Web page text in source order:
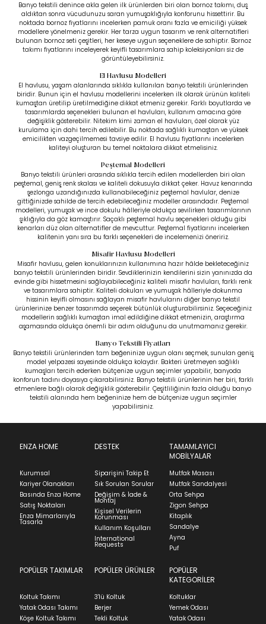
Banyo tekstili denince akla gelen ilk ürünlerden biri olan bornoz takımı, duş
aldıktan sonra vücudunuzu saran yumuşaklığıyla konforunu hissettirir. Bu
noktada bornoz fiyatlarını incelerken pamuk oranı fazla ve emiciliği yüksek
modellere yönelmeniz gerekir. Her tarza uygun tasarım ve renk alternatifleri
bulunan bornoz seti çeşitleri, her keseye uygun seçeneklere de sahiptir. Bornoz
takımı fiyatlarını inceleyerek keyifli tasarımlara sahip koleksiyonları siz de
görüntüleyebilirsiniz.
El Havlusu Modelleri
El havlusu, yaşam alanlarında sıklıkla kullanılan banyo tekstili ürünlerinden
biridir. Bunun için el havlusu modellerini incelerken ilk olarak ürünün kaliteli
kumaştan üretilip üretilmediğine dikkat etmeniz gerekir. Farklı boyutlarda ve
tasarımlarda seçenekleri bulunan el havluları, kullanım amacına göre
değişiklik gösterebilir. Nitekim kimi zaman el havluları, özel olarak yüz
kurulama için dahi tercih edilebilir. Bu noktada sağlıklı kumaştan ve yüksek
emicilikten vazgeçilmemesi tavsiye edilir. El havlusu fiyatlarını incelerken
kaliteyi oluşturan bu temel noktalara dikkat etmelisiniz.
Peştemal Modelleri
Banyo tekstili ürünleri arasında sıklıkla tercih edilen modellerden biri olan
peştemal, geniş renk skalası ve kaliteli dokusuyla dikkat çeker. Havuz kenarında
şezlonga uzandığınızda kullanabileceğiniz peştemal havlular, denize
gittiğinizde sahilde de tercih edebileceğiniz modeller arasındadır. Peştemal
modelleri, yumuşak ve ince dokulu hâlleriyle oldukça sevilirken tasarımlarının
şıklığıyla da göz kamaştırır. Saçaklı peştemal havlu seçenekleri olduğu gibi
kenarları düz olan alternatifler de mevcuttur. Peştemal fiyatlarını incelerken
kalitenin yanı sıra bu farklı seçenekleri de incelemenizi öneririz.
Misafir Havlusu Modelleri
Misafir havlusu, gelen konuklarınızın kullanımına hazır hâlde bekleteceğiniz
banyo tekstili ürünlerinden biridir. Sevdiklerinizin kendilerini sizin yanınızda da
evinde gibi hissetmesini sağlayabileceğiniz kaliteli misafir havluları, farklı renk
ve tasarımlara sahiptir. Kaliteli dokuları ve yumuşak hâlleriyle dokunma
hissinin keyifli olmasını sağlayan misafir havlularını diğer banyo tekstil
ürünlerinize benzer tasarımda seçerek bütünlük oluşturabilirsiniz. Seçeceğiniz
modellerin sağlıklı kumaştan imal edildiğine dikkat etmenizin, araştırma
aşamasında oldukça önemli bir adım olduğunu da unutmamanız gerekir.
Banyo Tekstili Fiyatları
Banyo tekstili ürünlerinden tam beğeninize uygun olanı seçmek, sunulan geniş
model yelpazesi sayesinde oldukça kolaydır. Bakteri üretmeyen sağlıklı
kumaşları tercih ederken bütçenize uygun seçimler yapabilir, banyoda
konforun tadını doyasıya çıkarabilirsiniz. Banyo tekstili ürünlerinin her biri, farklı
etmenlere bağlı olarak değişiklik gösterebilir. Çeşitliliğinin fazla olduğu banyo
tekstili alanında hem beğeninize hem de bütçenize uygun seçimler
yapabilirsiniz.
ENZA HOME
Kurumsal
Kariyer Olanakları
Basında Enza Home
Satış Noktaları
Enza Mimarlarıyla
Tasarla
DESTEK
Siparişini Takip Et
Sık Sorulan Sorular
Değişim & İade &
Montaj
Kişisel Verilerin
Korunması
Kullanım Koşulları
International
Requests
TAMAMLAYICI
MOBİLYALAR
Mutfak Masası
Mutfak Sandalyesi
Orta Sehpa
Zigon Sehpa
Kitaplık
Sandalye
Ayna
Puf
POPÜLER TAKIMLAR
Koltuk Takımı
Yatak Odası Takımı
Köşe Koltuk Takımı
POPÜLER ÜRÜNLER
3'lü Koltuk
Berjer
Tekli Koltuk
POPÜLER
KATEGORİLER
Koltuklar
Yemek Odası
Yatak Odası